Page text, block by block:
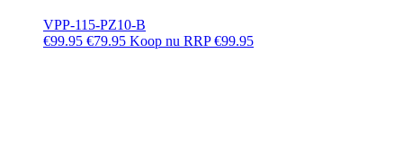
VPP-115-PZ10-B
€99.95 €79.95 RRP€99.95